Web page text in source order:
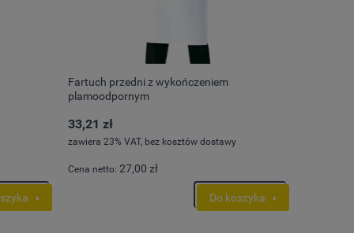
Fartuch przedni z wykończeniem
plamoodpornym
33,21 zł
zawiera 23% VAT, bez kosztów dostawy
Cena netto: 27,00 zł
Do koszyka